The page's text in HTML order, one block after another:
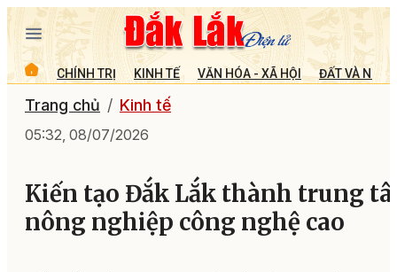
CHÍNH TRỊ KINH TẾ VĂN HÓA - XÃ HỘI ĐẤT VÀ
Trang chủ Kinh tế
05:32, 08/07/2026
Kiến tạo Đắk Lắk thành trung
nông nghiệp công nghệ cao